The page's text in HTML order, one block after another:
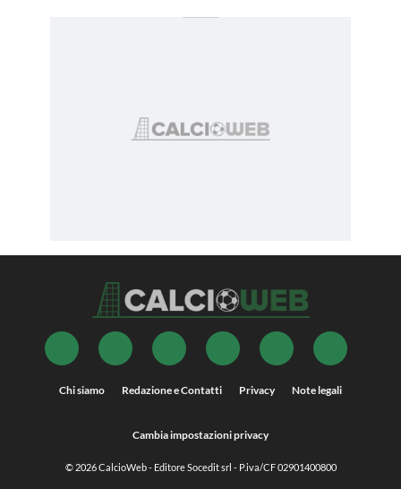
Chi siamo Redazione e Contatti Privacy Note legali
Cambia impostazioni privacy
© 2026CalcioWeb- Editore Socedit srl - P.iva/CF 02901400800